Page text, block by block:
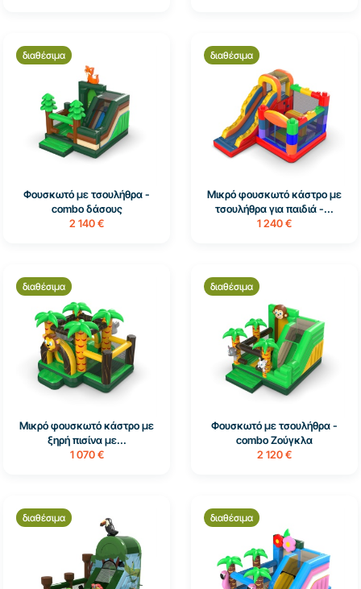
διαθέσιμα
Φουσκωτό με τσουλήθρα -
combo δάσους
2 140 €
διαθέσιμα
Μικρό φουσκωτό κάστρο με
τσουλήθρα για παιδιά -...
1 240 €
διαθέσιμα
Μικρό φουσκωτό κάστρο με
ξηρή πισίνα με...
1 070 €
διαθέσιμα
Φουσκωτό με τσουλήθρα -
combo Ζούγκλα
2 120 €
διαθέσιμα διαθέσιμα